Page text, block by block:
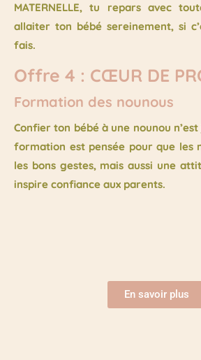
MATERNELLE, tu repars avec
allaiter ton bébé sereinement, si
fais.
Offre 4 : CŒUR DE
Formation des nounous
Confier ton bébé à une nounou
formation est pensée pour que les
les bons gestes, mais aussi une
inspire confiance aux parents.
En savoir plus